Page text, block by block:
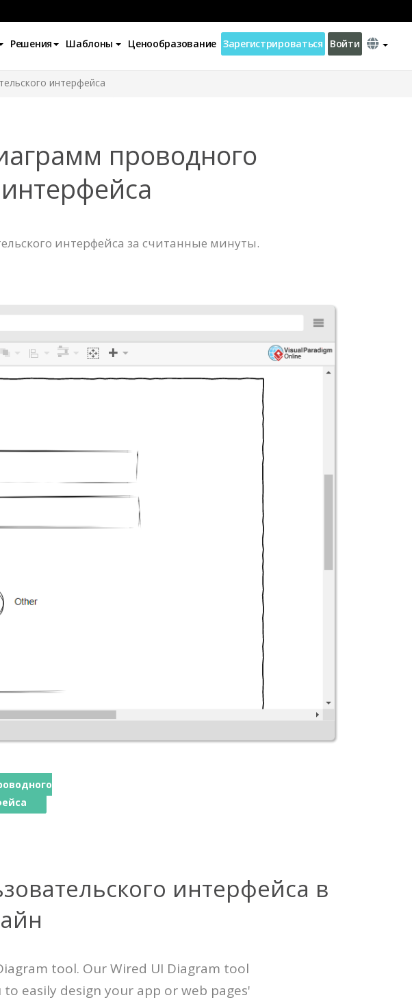
Решения Шаблоны Ценообразование Зарегистрироваться Войти
интерфейса
проводного
интерфейса за считанные минуты.
интерфейса в
tool. Our Wired UI Diagram tool
easily design your app or web pages'